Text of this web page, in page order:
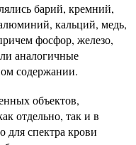
барий, кремний,
кальций, медь,
фосфор, железо,
аналогичные
содержании.
объектов,
отдельно, так и в
для спектра крови